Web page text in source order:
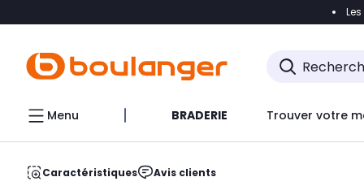
Accéder
Menu BRADERIE Trouver votre
Caractéristiques Avis clients